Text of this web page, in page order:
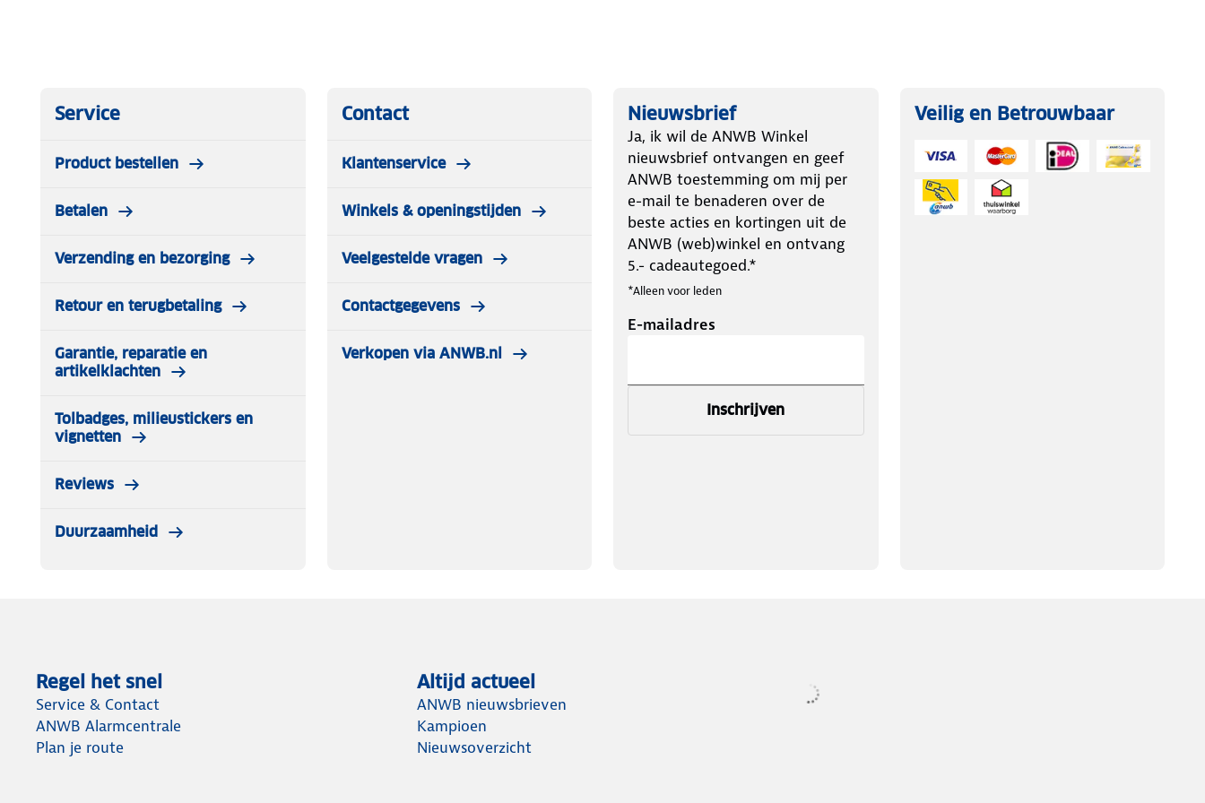
Service
Product bestellen
Betalen
Verzending en bezorging
Retour en terugbetaling
Garantie, reparatie en
artikelklachten
Tolbadges, milieustickers en
vignetten
Reviews
Duurzaamheid
Contact
Klantenservice
Winkels & openingstijden
Veelgestelde vragen
Contactgegevens
Verkopen via ANWB.nl
Nieuwsbrief
Ja, ik wil de ANWB Winkel
nieuwsbrief ontvangen en geef
ANWB toestemming om mij per
e-mail te benaderen over de
beste acties en kortingen uit de
ANWB (web)winkel en ontvang
5.- cadeautegoed.*
*Alleen voor leden
E-mailadres
Inschrijven
Veilig en Betrouwbaar
Regel het snel
Service & Contact
ANWB Alarmcentrale
Plan je route
Altijd actueel
ANWB nieuwsbrieven
Kampioen
Nieuwsoverzicht